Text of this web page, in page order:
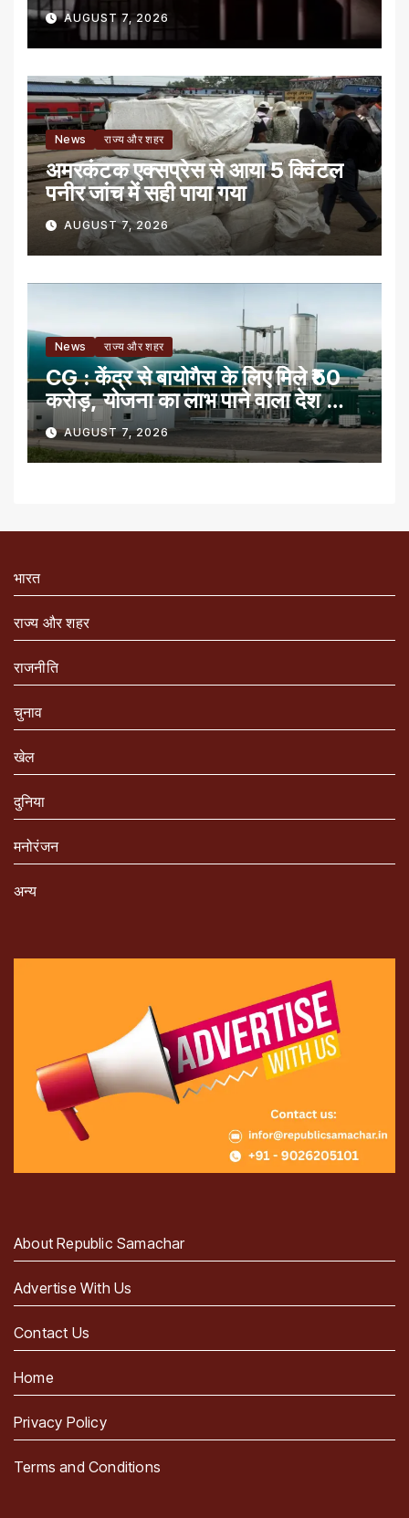
AUGUST 7, 2026
News राज्य और शहर
अमरकंटक एक्सप्रेस से आया 5 क्विंटल
पनीर जांच में सही पाया गया
AUGUST 7, 2026
News राज्य और शहर
CG : केंद्र से बायोगैस के लिए मिले ₹50
करोड़, योजना का लाभ पाने वाला देश का
पहला राज्य
AUGUST 7, 2026
भारत
राज्य और शहर
राजनीति
चुनाव
खेल
दुनिया
मनोरंजन
अन्य
About Republic Samachar
Advertise With Us
Contact Us
Home
Privacy Policy
Terms and Conditions